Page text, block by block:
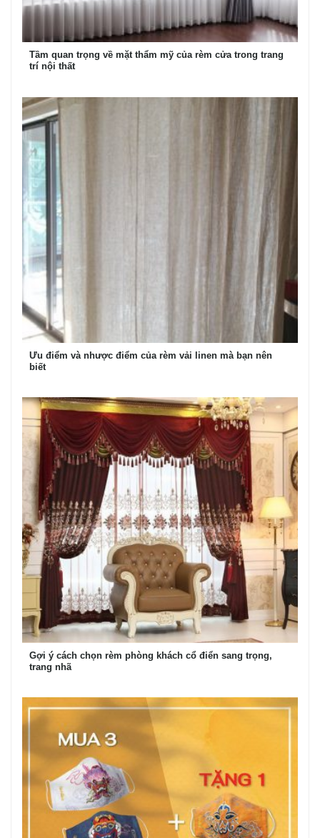
Tầm quan trọng về mặt thẩm mỹ của rèm cửa trong trang
trí nội thất
Ưu điểm và nhược điểm của rèm vải linen mà bạn nên
biết
Gợi ý cách chọn rèm phòng khách cổ điển sang trọng,
trang nhã